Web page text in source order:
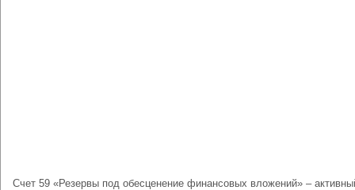
Счет 59 «Резервы под обесценение финансовых вложений» –